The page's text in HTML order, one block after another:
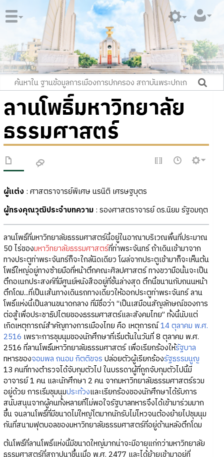
ลานโพธิ์มหาวิทยาลัย
ธรรมศาสตร์
ผู้แต่ง: ศาสตราจารย์พิเศษ นรนิติ เศรษฐบุตร
ผู้ทรงคุณวุฒิประจำบทความ: รองศาสตราจารย์ ดร.นิยม รัฐอมฤต
ลานโพธิ์ที่มหาวิทยาลัยธรรมศาสตร์นี้อยู่ในอาณาบริเวณพื้นที่ประมาณ
50 ไร่ของมหาวิทยาลัยธรรมศาสตร์ที่ท่าพระจันทร์ ถ้าเดินเข้ามาจาก
ทางประตูท่าพระจันทร์ก็จะใกล้นิดเดียว โผล่จากประตูเข้ามาก็จะเห็นต้น
โพธิ์ใหญ่อยู่ทางซ้ายมือที่หน้าตึกคณะศิลปศาสตร์ ทางขวามือนั้นจะเป็น
ตึกอเนกประสงค์ที่มีศูนย์หนังสืออยู่ที่ชั้นล่างสุด ตึกนี้ขนานกับถนนหน้า
ตึกโดม...ที่เป็นเส้นทางเดินรถทางเดียวให้ออกประตูท่าพระจันทร์ ลาน
โพธิ์แห่งนี้เป็นลานขนาดกลาง ที่มีชื่อว่า “เป็นเสมือนสัญลักษณ์ของการ
ต่อสู้เพื่อประชาธิปไตยของธรรมศาสตร์และสังคมไทย” ทั้งนี้นับแต่
เกิดเหตุการณ์สำคัญทางการเมืองไทย คือ เหตุการณ์14 ตุลาคม พ.ศ.
2516 เพราะการชุมนุมของนักศึกษาที่เริ่มต้นในวันที่ 8 ตุลาคม พ.ศ.
2516 ที่ลานโพธิ์มหาวิทยาลัยธรรมศาสตร์ เพื่อเรียกร้องให้รัฐบาล
ทหารของจอมพล ถนอม กิตติขจร ปล่อยตัวผู้เรียกร้องรัฐธรรมนูญ
13 คนที่ทางตำรวจได้จับกุมตัวไป ในบรรดาผู้ที่ถูกจับกุมตัวไปนี้มี
อาจารย์ 1 คน และนักศึกษา 2 คน จากมหาวิทยาลัยธรรมศาสตร์รวม
อยู่ด้วย การเริ่มชุมนุมประท้วงและเรียกร้องของนักศึกษาได้รับการ
สนับสนุนจากผู้คนทั้งหลายที่ไม่พอใจรัฐบาลทหารจึงได้เข้ามาร่วมมาก
ขึ้น จนลานโพธิ์ที่มีขนาดไม่ใหญ่โตมากนักรับไม่ไหวจนต้องย้ายไปชุมนุม
กันที่สนามฟุตบอลของมหาวิทยาลัยธรรมศาสตร์ที่อยู่ด้านหลังตึกโดม
ต้นโพธิ์ที่ลานโพธิ์แห่งนี้มีขนาดใหญ่มากน่าจะมีอายุแก่กว่ามหาวิทยาลัย